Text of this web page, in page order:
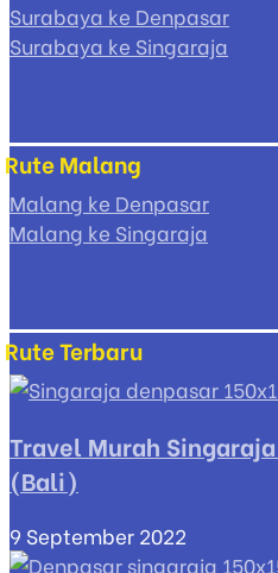
Surabaya ke Denpasar
Surabaya ke Singaraja
Rute Malang
Malang ke Denpasar
Malang ke Singaraja
Rute Terbaru
Travel Murah
(Bali)
9 September 2022